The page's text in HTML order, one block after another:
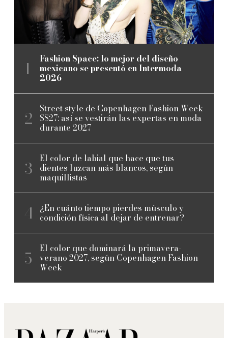
Fashion Space: lo mejor del diseño
mexicano se presentó en Intermoda
2026
Street style de Copenhagen Fashion Week
SS27: así se vestirán las expertas en moda
durante 2027
El color de labial que hace que tus
dientes luzcan más blancos, según
maquillistas
¿En cuánto tiempo pierdes músculo y
condición física al dejar de entrenar?
El color que dominará la primavera-
verano 2027, según Copenhagen Fashion
Week